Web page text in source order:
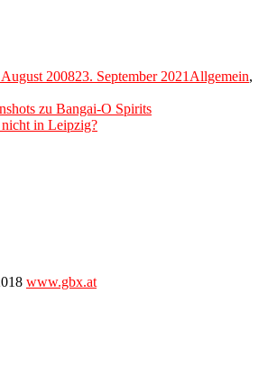
200823. September 2021 Allgemein,
zu Bangai-O Spirits
in Leipzig?
www.gbx.at